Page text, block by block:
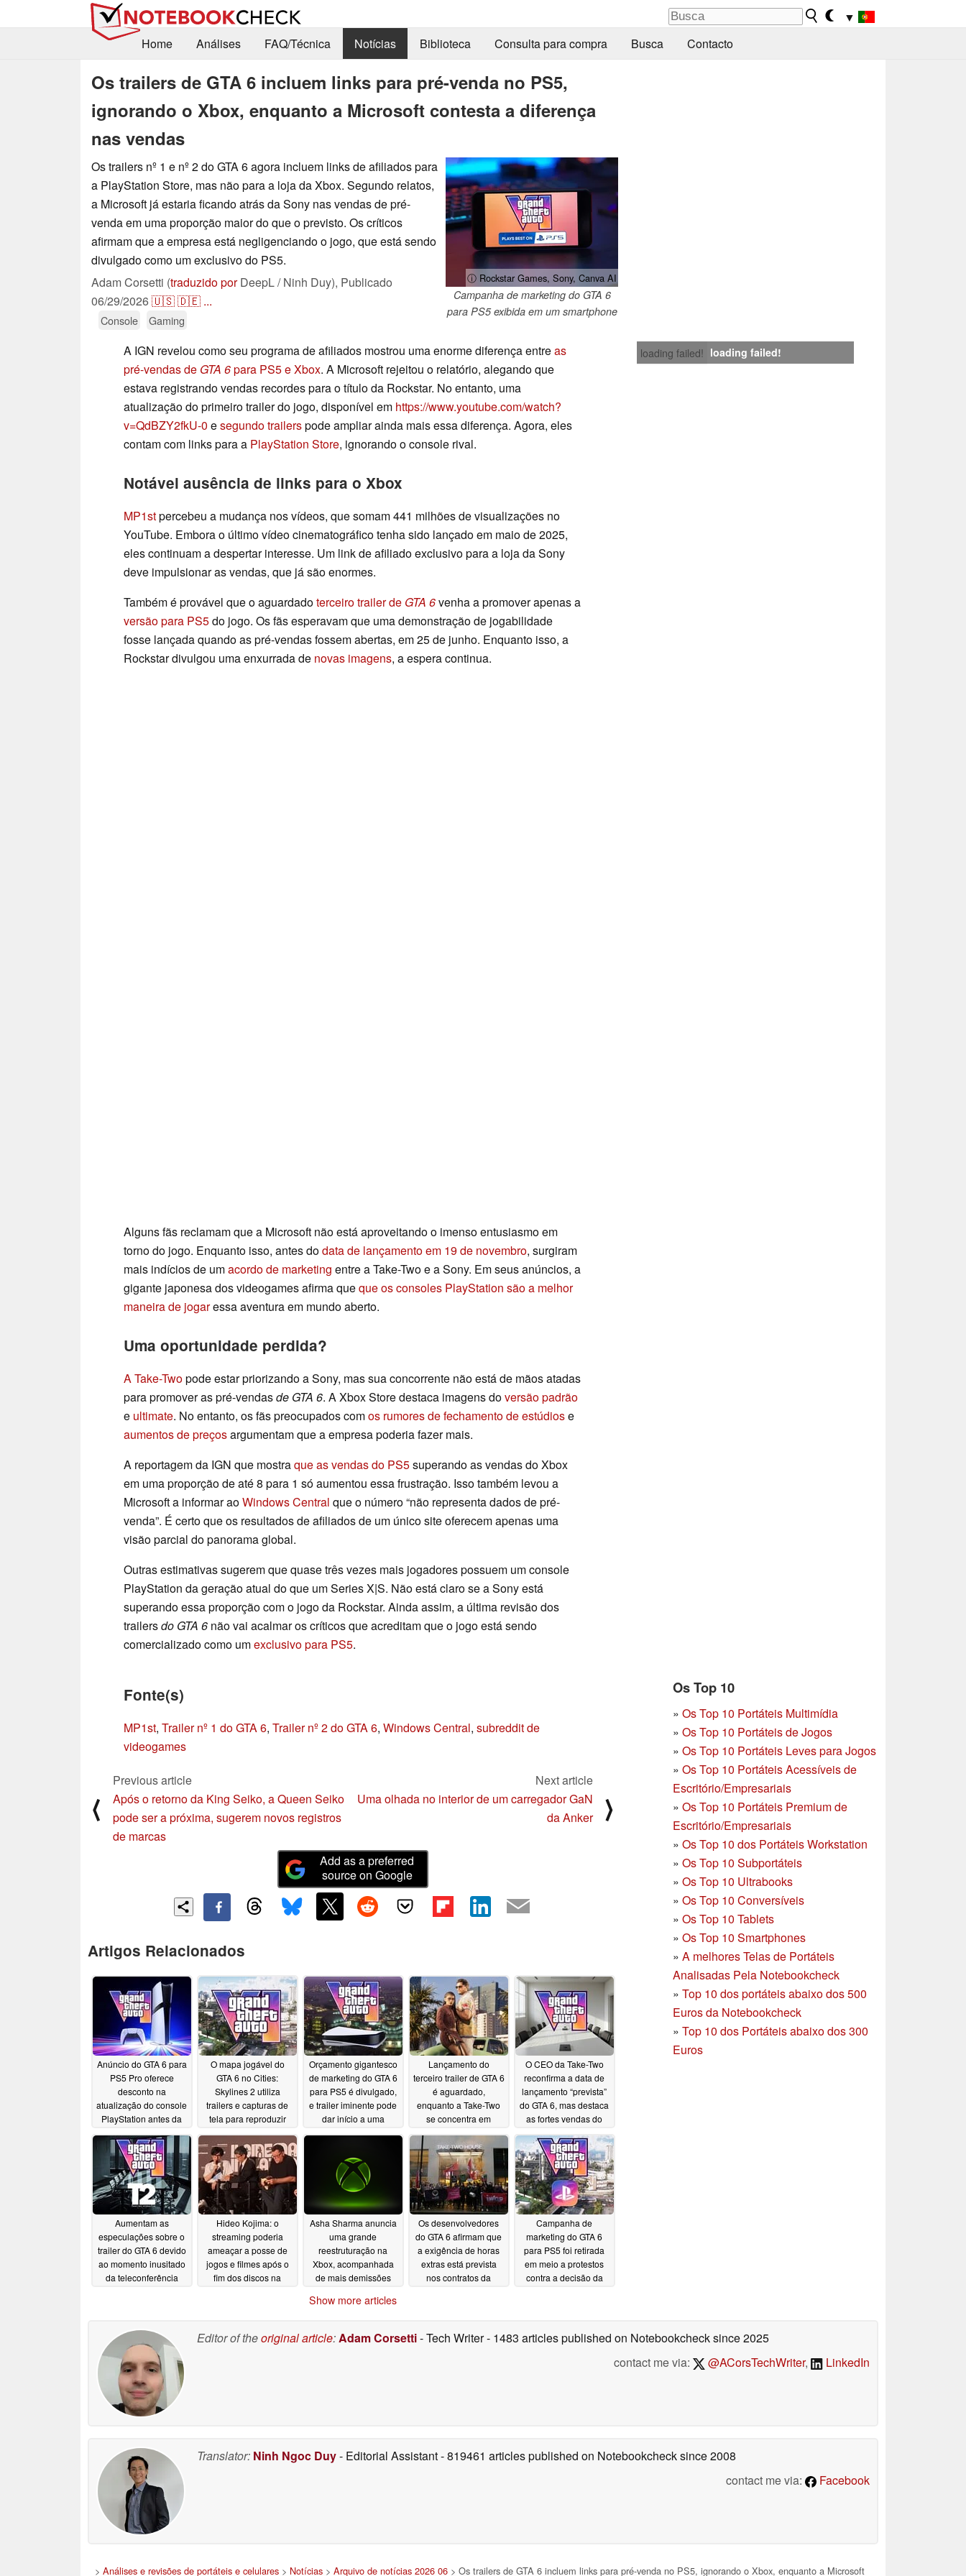
▼
Home
Análises FAQ/Técnica Notícias Biblioteca Consulta para compra Busca Contacto
Os trailers de GTA 6 incluem links para pré-venda no PS5,
ignorando o Xbox, enquanto a Microsoft contesta a diferença
nas vendas
ⓘ Rockstar Games, Sony, Canva AI
Campanha de marketing do GTA 6
para PS5 exibida em um smartphone
Os trailers nº 1 e nº 2 do GTA 6 agora incluem links de afiliados para
a PlayStation Store, mas não para a loja da Xbox. Segundo relatos,
a Microsoft já estaria ficando atrás da Sony nas vendas de pré-
venda em uma proporção maior do que o previsto. Os críticos
afirmam que a empresa está negligenciando o jogo, que está sendo
divulgado como um exclusivo do PS5.
Adam Corsetti (traduzido porDeepL / Ninh Duy), Publicado
06/29/2026🇺🇸🇩🇪 ...
Console Gaming
loading failed! loading failed!
A IGN revelou como seu programa de afiliados mostrou uma enorme diferença entreas
pré-vendas de GTA 6para PS5 e Xbox. A Microsoft rejeitou o relatório, alegando que
estava registrando vendas recordes para o título da Rockstar. No entanto, uma
atualização do primeiro trailer do jogo, disponível em https://www.youtube.com/watch?
v=QdBZY2fkU-0 esegundo trailerspode ampliar ainda mais essa diferença. Agora, eles
contam com links para a PlayStation Store, ignorando o console rival.
Notável ausência de links para o Xbox
MP1stpercebeu a mudança nos vídeos, que somam 441 milhões de visualizações no
YouTube. Embora o último vídeo cinematográfico tenha sido lançado em maio de 2025,
eles continuam a despertar interesse. Um link de afiliado exclusivo para a loja da Sony
deve impulsionar as vendas, que já são enormes.
Também é provável que o aguardadoterceiro trailer de GTA 6venha a promover apenas a
versão para PS5do jogo. Os fãs esperavam que uma demonstração de jogabilidade
fosse lançada quando as pré-vendas fossem abertas, em 25 de junho. Enquanto isso, a
Rockstar divulgou uma enxurrada de novas imagens, a espera continua.
Alguns fãs reclamam que a Microsoft não está aproveitando o imenso entusiasmo em
torno do jogo. Enquanto isso, antes dodata de lançamento em 19 de novembro, surgiram
mais indícios de umacordo de marketing entre a Take-Two e a Sony. Em seus anúncios, a
gigante japonesa dos videogames afirma queque os consoles PlayStation são a melhor
maneira de jogaressa aventura em mundo aberto.
Uma oportunidade perdida?
A Take-Twopode estar priorizando a Sony, mas sua concorrente não está de mãos atadas
para promover as pré-vendasde GTA 6. A Xbox Store destaca imagens doversão padrão
e ultimate. No entanto, os fãs preocupados comos rumores de fechamento de estúdiose
aumentos de preçosargumentam que a empresa poderia fazer mais.
A reportagem da IGN que mostraque as vendas do PS5superando as vendas do Xbox
em uma proporção de até 8 para 1 só aumentou essa frustração. Isso também levou a
Microsoft a informar aoWindows Central que o número“não representa dados de pré-
venda”. É certo que os resultados de afiliados de um único site oferecem apenas uma
visão parcial do panorama global.
Outras estimativas sugerem que quase três vezes mais jogadores possuem um console
PlayStation da geração atual do que um Series X|S. Não está claro se a Sony está
superando essa proporção com o jogo da Rockstar. Ainda assim, a última revisão dos
trailersdo GTA 6 não vai acalmar os críticos que acreditam que o jogo está sendo
comercializado como umexclusivo para PS5.
Os Top 10
» Os Top 10 Portáteis Multimídia
» Os Top 10 Portáteis de Jogos
» Os Top 10 Portáteis Leves para Jogos
» Os Top 10 Portáteis Acessíveis de
Escritório/Empresariais
» Os Top 10 Portáteis Premium de
Escritório/Empresariais
» Os Top 10 dos Portáteis Workstation
» Os Top 10 Subportáteis
» Os Top 10 Ultrabooks
» Os Top 10 Conversíveis
» Os Top 10 Tablets
» Os Top 10 Smartphones
» A melhores Telas de Portáteis
Analisadas Pela Notebookcheck
» Top 10 dos portáteis abaixo dos 500
Euros da Notebookcheck
» Top 10 dos Portáteis abaixo dos 300
Euros
Fonte(s)
MP1st, Trailer nº 1 do GTA 6, Trailer nº 2 do GTA 6, Windows Central, subreddit de
videogames
⟨
Previous article
Após o retorno da King Seiko, a Queen Seiko
pode ser a próxima, sugerem novos registros
de marcas
Next article
Uma olhada no interior de um carregador GaN
da Anker
⟩
Add as a preferred
source on Google
Artigos Relacionados
Anúncio do GTA 6 para
PS5 Pro oferece
desconto na
atualização do console
PlayStation antes da
08/07/2026
O mapa jogável do
GTA 6 no Cities:
Skylines 2 utiliza
trailers e capturas de
tela para reproduzir
08/04/2026
Orçamento gigantesco
de marketing do GTA 6
para PS5 é divulgado,
e trailer iminente pode
dar início a uma
Lançamento do
terceiro trailer de GTA 6
é aguardado,
enquanto a Take-Two
se concentra em
gerados por IA
07/25/2026
O CEO da Take-Two
reconfirma a data de
lançamento “prevista”
do GTA 6, mas destaca
as fortes vendas do
07/18/2026
Aumentam as
especulações sobre o
trailer do GTA 6 devido
ao momento inusitado
da teleconferência
07/10/2026
Hideo Kojima: o
streaming poderia
ameaçar a posse de
jogos e filmes após o
fim dos discos na
Asha Sharma anuncia
uma grande
reestruturação na
Xbox, acompanhada
de mais demissões
Os desenvolvedores
do GTA 6 afirmam que
a exigência de horas
extras está prevista
nos contratos da
Campanha de
marketing do GTA 6
para PS5 foi retirada
em meio a protestos
contra a decisão da
07/05/2026
Show more articles
Editor of theoriginal article:Adam Corsetti- Tech Writer- 1483 articles published on Notebookchecksince 2025
contact me via:
@ACorsTechWriter, LinkedIn
Translator: Ninh Ngoc Duy- Editorial Assistant- 819461 articles published on Notebookchecksince 2008
contact me via:
Facebook
> Análises e revisões de portáteis e celulares> Notícias> Arquivo de notícias 2026 06> Os trailers de GTA 6 incluem links para pré-venda no PS5, ignorando o Xbox, enquanto a Microsoft